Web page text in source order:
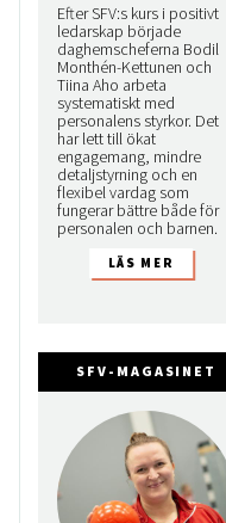
Efter SFV:s kurs i positivt
ledarskap började
daghemscheferna Bodil
Monthén-Kettunen och
Tiina Aho arbeta
systematiskt med
personalens styrkor. Det
har lett till ökat
engagemang, mindre
detaljstyrning och en
flexibel vardag som
fungerar bättre både för
personalen och barnen.
SFV-MAGASINET